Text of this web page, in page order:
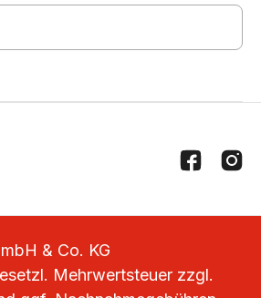
& Co. KG
Mehrwertsteuer zzgl.